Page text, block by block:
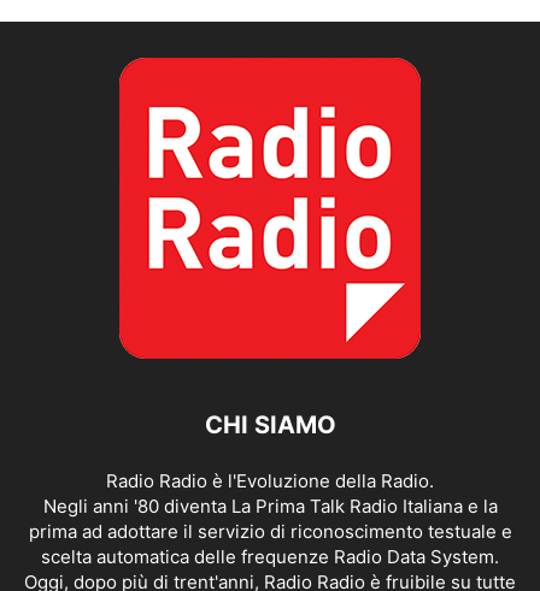
CHI SIAMO
Radio Radio è l'Evoluzione della Radio.
Negli anni '80 diventa La Prima Talk Radio Italiana e la
prima ad adottare il servizio di riconoscimento testuale e
scelta automatica delle frequenze Radio Data System.
Oggi, dopo più di trent'anni, Radio Radio è fruibile su tutte